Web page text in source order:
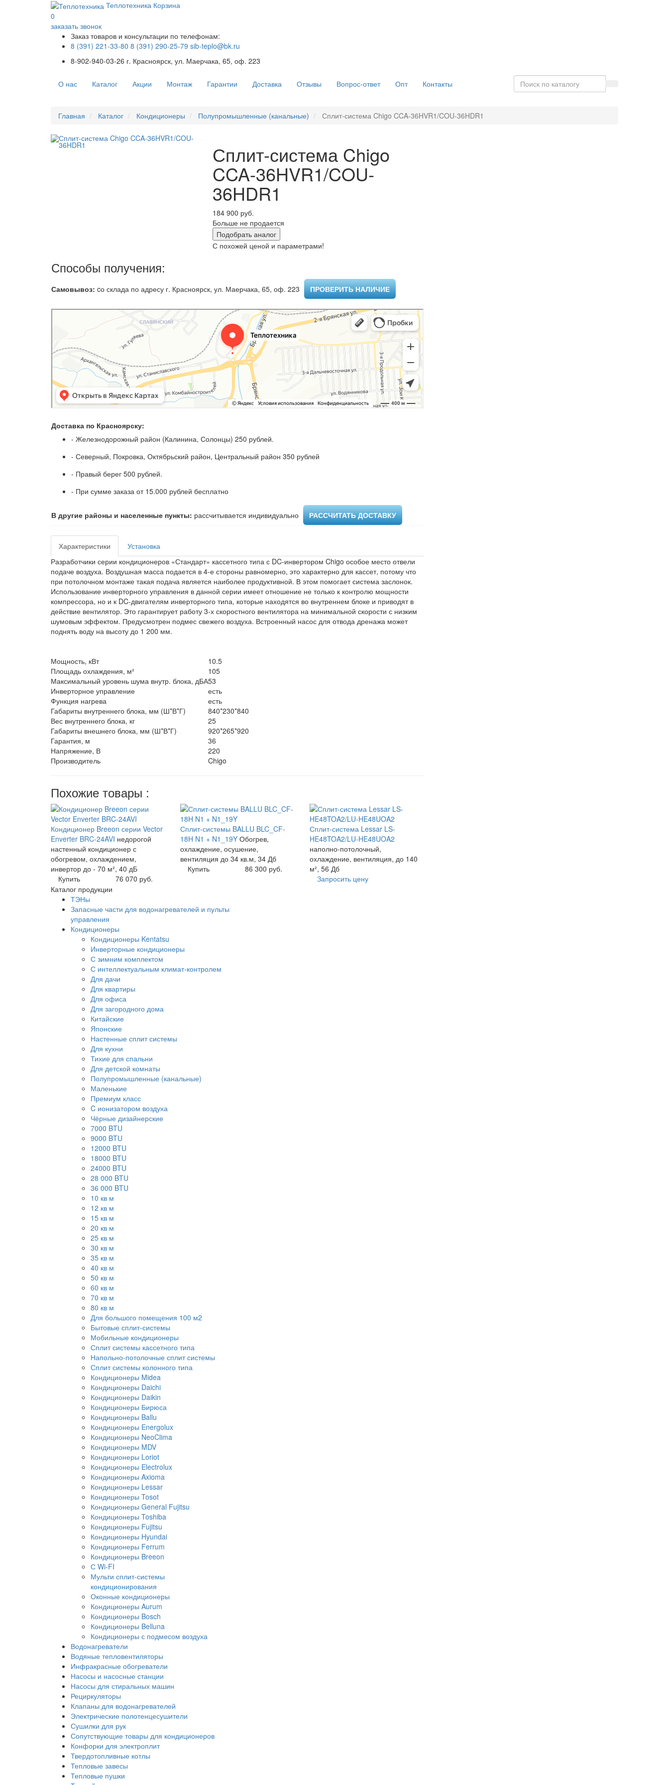
Теплотехника Корзина
0
заказать звонок
Заказ товаров и консультации по телефонам:
8 (391) 221-33-80 8 (391) 290-25-79 sib-teplo@bk.ru
8-902-940-03-26 г. Красноярск, ул. Маерчака, 65, оф. 223
О нас Каталог Акции Монтаж Гарантии Доставка Отзывы Вопрос-ответ Опт Контакты
Главная Каталог Кондиционеры Полупромышленные (канальные) Сплит-система Chigo CCA-36HVR1/COU-36HDR1
Сплит-система Chigo
CCA-36HVR1/COU-
36HDR1
184 900 руб.
Больше не продается
Подобрать аналог
С похожей ценой и параметрами!
Способы получения:
Самовывоз: cо склада по адресу г. Красноярск, ул. Маерчака, 65, оф. 223 ​ ПРОВЕРИТЬ НАЛИЧИЕ
Доставка по Красноярску:
- Железнодорожный район (Калинина, Солонцы) 250 рублей.
- Северный, Покровка, Октябрьский район, Центральный район 350 рублей
- Правый берег 500 рублей.
- При сумме заказа от 15.000 рублей бесплатно
В другие районы и населенные пункты: рассчитывается индивидуально ​ РАССЧИТАТЬ ДОСТАВКУ
Характеристики
Установка
Разработчики серии кондиционеров «Стандарт» кассетного типа с DC-инвертором Chigo особое место отвели
подаче воздуха. Воздушная масса подается в 4-е стороны равномерно, это характерно для кассет, потому что
при потолочном монтаже такая подача является наиболее продуктивной. В этом помогает система заслонок.
Использование инверторного управления в данной серии имеет отношение не только к контролю мощности
компрессора, но и к DC-двигателям инверторного типа, которые находятся во внутреннем блоке и приводят в
действие вентилятор. Это гарантирует работу 3-х скоростного вентилятора на минимальной скорости с низким
шумовым эффектом. Предусмотрен подмес свежего воздуха. Встроенный насос для отвода дренажа может
поднять воду на высоту до 1 200 мм.
Мощность, кВт
10.5
Площадь охлаждения, м²
105
Максимальный уровень шума внутр. блока, дБА53
Инверторное управление
есть
Функция нагрева
есть
Габариты внутреннего блока, мм (Ш*В*Г)
840*230*840
Вес внутреннего блока, кг
25
Габариты внешнего блока, мм (Ш*В*Г)
920*265*920
Гарантия, м
36
Напряжение, В
220
Производитель
Chigo
Похожие товары :
Кондиционер Breeon серии Vector
Enverter BRC-24AVI недорогой
настенный кондиционер с
обогревом, охлаждением,
инвертор до - 70 м², 40 дБ
Купить
76 070 руб.
Сплит-системы BALLU BLC_CF-
18H N1 + N1_19Y Обогрев,
охлаждение, осушение,
вентиляция до 34 кв.м, 34 Дб
Купить
86 300 руб.
Сплит-система Lessar LS-
HE48TOA2/LU-HE48UOA2
наполно-потолочный,
охлаждение, вентиляция, до 140
м², 56 Дб
Запросить цену
Каталог продукции
ТЭНы
Запасные части для водонагревателей и пульты
управления
Кондиционеры
Кондиционеры Kentatsu
Инверторные кондиционеры
С зимним комплектом
С интеллектуальным климат-контролем
Для дачи
Для квартиры
Для офиса
Для загородного дома
Китайские
Японские
Настенные сплит системы
Для кухни
Тихие для спальни
Для детской комнаты
Полупромышленные (канальные)
Маленькие
Премиум класс
C ионизатором воздуха
Чёрные дизайнерские
7000 BTU
9000 BTU
12000 BTU
18000 BTU
24000 BTU
28 000 BTU
36 000 BTU
10 кв м
12 кв м
15 кв м
20 кв м
25 кв м
30 кв м
35 кв м
40 кв м
50 кв м
60 кв м
70 кв м
80 кв м
Для большого помещения 100 м2
Бытовые сплит-системы
Мобильные кондиционеры
Сплит системы кассетного типа
Напольно-потолочные сплит системы
Сплит системы колонного типа
Кондиционеры Midea
Кондиционеры Daichi
Кондиционеры Daikin
Кондиционеры Бирюса
Кондиционеры Ballu
Кондиционеры Energolux
Кондиционеры NeoClima
Кондиционеры MDV
Кондиционеры Loriot
Кондиционеры Electrolux
Кондиционеры Axioma
Кондиционеры Lessar
Кондиционеры Tosot
Кондиционеры General Fujitsu
Кондиционеры Toshiba
Кондиционеры Fujitsu
Кондиционеры Hyundai
Кондиционеры Ferrum
Кондиционеры Breeon
С Wi-FI
Мульти сплит-системы
кондиционирования
Оконные кондиционеры
Кондиционеры Aurum
Кондиционеры Bosch
Кондиционеры Belluna
Кондиционеры с подмесом воздуха
Водонагреватели
Водяные тепловентиляторы
Инфракрасные обогреватели
Насосы и насосные станции
Насосы для стиральных машин
Рециркуляторы
Клапаны для водонагревателей
Электрические полотенцесушители
Сушилки для рук
Сопутствующие товары для кондиционеров
Конфорки для электроплит
Твердотопливные котлы
Тепловые завесы
Тепловые пушки